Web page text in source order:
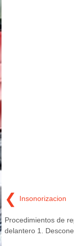
❮ Insonorizacion
Procedimientos de
delantero 1.